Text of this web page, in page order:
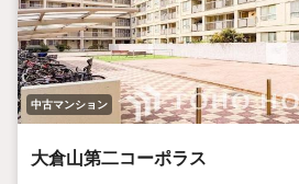
中古マンション
大倉山第二コーポラス